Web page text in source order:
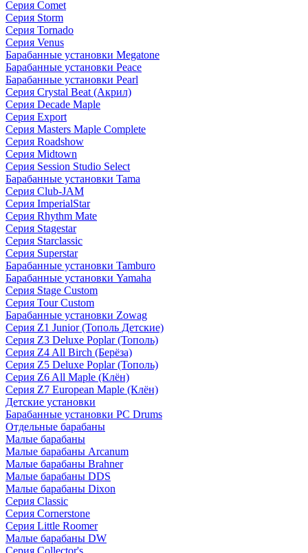
Серия Comet
Серия Storm
Серия Tornado
Серия Venus
Барабанные установки Megatone
Барабанные установки Peace
Барабанные установки Pearl
Серия Crystal Beat (Акрил)
Серия Decade Maple
Серия Export
Серия Masters Maple Complete
Серия Roadshow
Серия Midtown
Серия Session Studio Select
Барабанные установки Tama
Серия Club-JAM
Серия ImperialStar
Серия Rhythm Mate
Серия Stagestar
Серия Starclassic
Серия Superstar
Барабанные установки Tamburo
Барабанные установки Yamaha
Серия Stage Custom
Серия Tour Custom
Барабанные установки Zowag
Серия Z1 Junior (Тополь Детские)
Серия Z3 Deluxe Poplar (Тополь)
Серия Z4 All Birch (Берёза)
Серия Z5 Deluxe Poplar (Тополь)
Серия Z6 All Maple (Клён)
Серия Z7 European Maple (Клён)
Детские установки
Барабанные установки PC Drums
Отдельные барабаны
Малые барабаны
Малые барабаны Arcanum
Малые барабаны Brahner
Малые барабаны DDS
Малые барабаны Dixon
Серия Classic
Серия Cornerstone
Серия Little Roomer
Малые барабаны DW
Серия Collector's